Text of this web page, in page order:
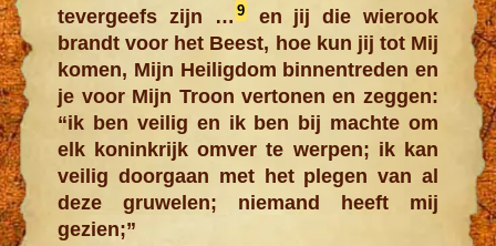
tevergeefs zijn … 9en jij die wierook
brandt voor het Beest, hoe kun jij tot Mij
komen, Mijn Heiligdom binnentreden en
je voor Mijn Troon vertonen en zeggen:
“ik ben veilig en ik ben bij machte om
elk koninkrijk omver te werpen; ik kan
veilig doorgaan met het plegen van al
deze gruwelen; niemand heeft mij
gezien;”